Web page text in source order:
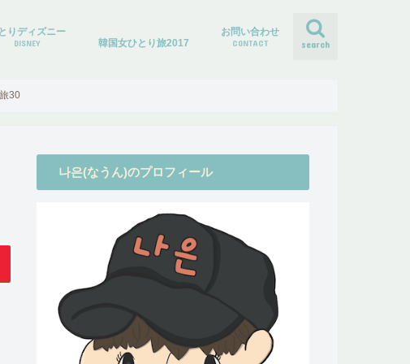
search
りディズニー
DISNEY 韓国女ひとり旅2017
お問い合わせ
CONTACT
30
나은(なうん)のプロフィール